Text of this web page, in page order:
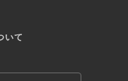
いて